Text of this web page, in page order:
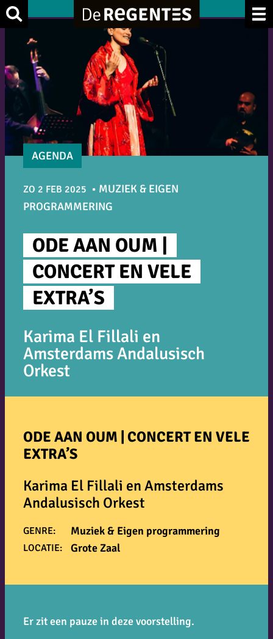
Ga
naar
inhoud
AGENDA
ZO 2 FEB 2025
MUZIEK & EIGEN
PROGRAMMERING
ODE AAN OUM |
CONCERT EN VELE
EXTRA’S
Karima El Fillali en
Amsterdams Andalusisch
Orkest
Er zit een pauze in deze voorstelling.
ODE AAN OUM | CONCERT EN VELE
EXTRA’S
Karima El Fillali en Amsterdams
Andalusisch Orkest
GENRE: Muziek & Eigen programmering
LOCATIE: Grote Zaal